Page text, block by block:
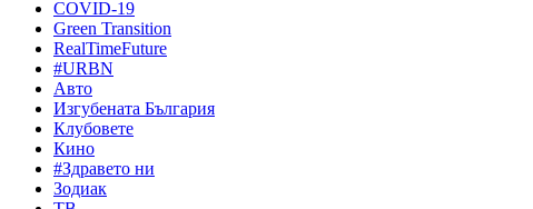
COVID-19
Green Transition
RealTimeFuture
#URBN
Авто
Изгубената България
Клубовете
Кино
#Здравето ни
Зодиак